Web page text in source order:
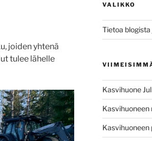
joiden yhtenä
tulee lähelle
VALIKKO
Tietoa
Kasvihuone
Kasvihuoneen